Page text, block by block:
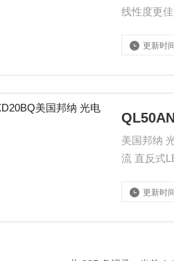
线性度更
横向电压
更新时
美国邦纳 光电开关 美国邦纳 QL50AN6XD20BQ 光电开关 邦纳 QS30光电传感器技术参数： 供电电压及电
流 直反式
更新时